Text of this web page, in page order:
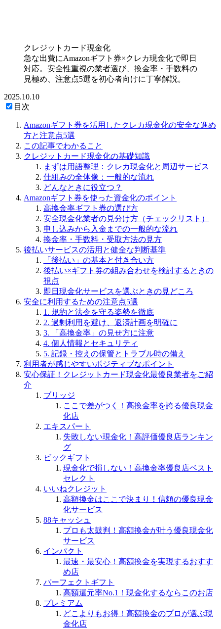
クレジットカード現金化
急な出費にAmazonギフト券×クレカ現金化で即日
対応。安全性重視の業者選び、換金率・手数料の
見極め、注意点5選を初心者向けに丁寧解説。
2025.10.10
目次
Amazonギフト券を活用したクレカ現金化の安全な進め
方と注意点5選
この記事でわかること
クレジットカード現金化の基礎知識
まずは用語整理：クレカ現金化と周辺サービス
仕組みの全体像：一般的な流れ
どんなときに役立つ？
Amazonギフト券を使った資金化のポイント
高換金率ギフト券の選び方
安全現金化業者の見分け方（チェックリスト）
申し込みから入金までの一般的な流れ
換金率・手数料・受取方法の見方
後払いサービスの活用と健全な判断基準
「後払い」の基本と付き合い方
後払い×ギフト券の組み合わせを検討するときの
視点
即日現金化サービスを選ぶときの見どころ
安全に利用するための注意点5選
1. 規約と法令を守る姿勢を徹底
2. 過剰利用を避け、返済計画を明確に
3. 「高換金率」の見せ方に注意
4. 個人情報とセキュリティ
5. 記録・控えの保管とトラブル時の備え
利用者が感じやすいポジティブなポイント
安心保証！クレジットカード現金化最優良業者をご紹
介
ブリッジ
ここで差がつく！高換金率を誇る優良現金
化店
エキスパート
失敗しない現金化！高評価優良店ランキン
グ
ビックギフト
現金化で損しない！高換金率優良店ベスト
セレクト
いいねクレジット
高額換金はここで決まり！信頼の優良現金
化サービス
88キャッシュ
プロも太鼓判！高額換金が叶う優良現金化
サービス
インパクト
最速・最安心！高額換金を実現するおすす
め店
パーフェクトギフト
高額還元率No.1！現金化するならこのお店
プレミアム
どこよりもお得！高額換金のプロが選ぶ現
金化店